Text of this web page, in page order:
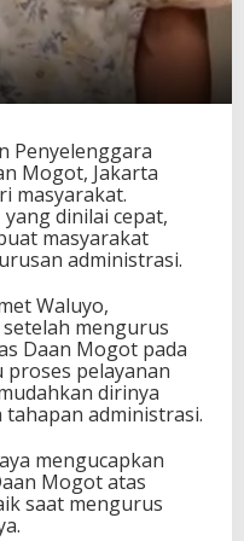
Penyelenggara
Mogot, Jakarta
masyarakat.
dinilai cepat,
masyarakat
administrasi.
Waluyo,
mengurus
Daan Mogot pada
proses pelayanan
dirinya
administrasi.
mengucapkan
Mogot atas
saat mengurus